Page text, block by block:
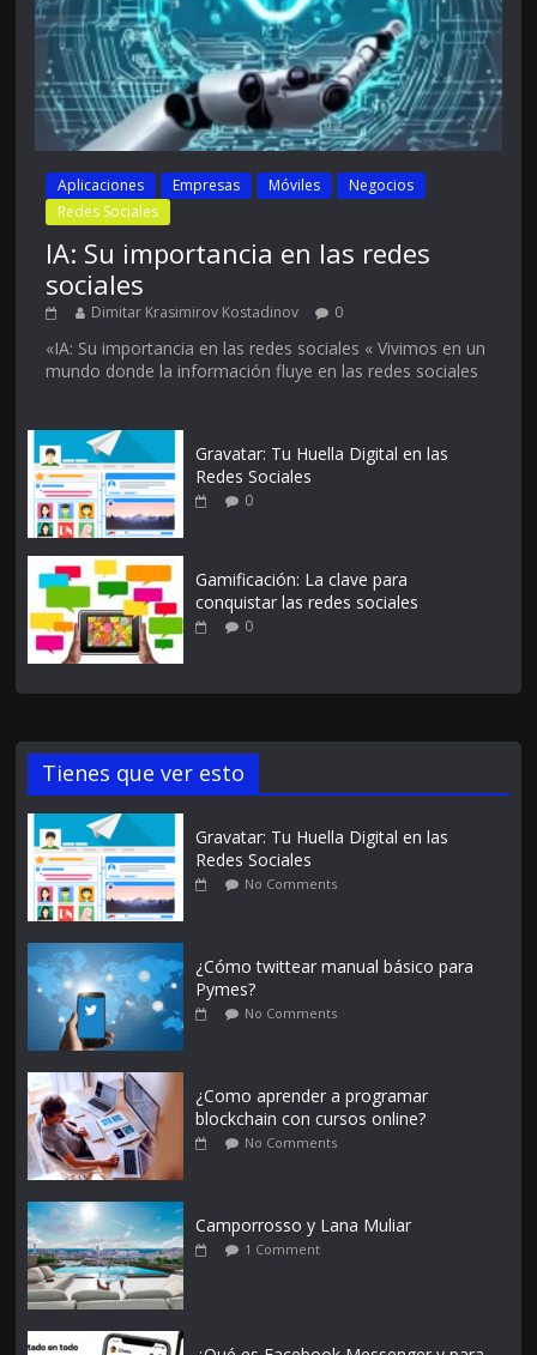
Aplicaciones Empresas Móviles
Negocios
Redes Sociales
IA: Su importancia en las redes
sociales
Dimitar Krasimirov Kostadinov 0
«IA: Su importancia en las redes sociales « Vivimos en un
mundo donde la información fluye en las redes sociales
Gravatar: Tu Huella Digital en las
Redes Sociales
0
Gamificación: La clave para
conquistar las redes sociales
0
Tienes que ver esto
Gravatar: Tu Huella Digital en las
Redes Sociales
No Comments
¿Cómo twittear manual básico para
Pymes?
No Comments
¿Como aprender a programar
blockchain con cursos online?
No Comments
Camporrosso y Lana Muliar
1 Comment